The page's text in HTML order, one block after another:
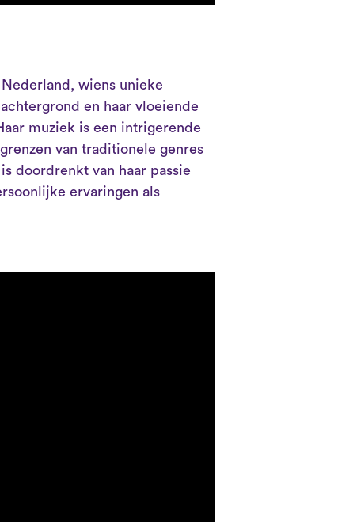
wiens unieke
en haar vloeiende
muziek is een intrigerende
van traditionele genres
doordrenkt van haar passie
ervaringen als